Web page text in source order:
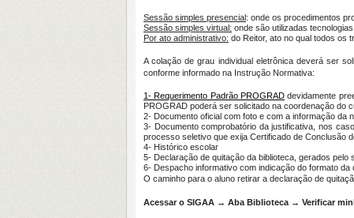
Sessão simples presencial: onde os procedimentos
Sessão simples virtual: onde são utilizadas
Por ato administrativo: do Reitor, ato no qual todos os
A colação de grau individual eletrônica deverá ser
conforme informado na Instrução Normativa:
1- Requerimento Padrão PROGRAD devidamente
PROGRAD poderá ser solicitado na coordenação do
2- Documento oficial com foto e com a informação da
3- Documento comprobatório da justificativa , nos
processo seletivo que exija Certificado de Conclusão
4- Histórico escolar
5- Declaração de quitação da biblioteca, gerados
6- Despacho informativo com indicação do formato da
O caminho para o aluno retirar a declaração de
Acessar o SIGAA → Aba Biblioteca → Verificar